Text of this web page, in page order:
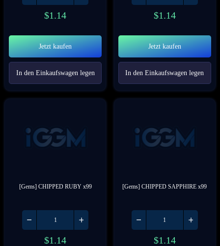
$1.14
Jetzt kaufen
In den Einkaufswagen legen
$1.14
Jetzt kaufen
In den Einkaufswagen legen
[Gems] CHIPPED RUBY x99
$1.14
[Gems] CHIPPED SAPPHIRE x99
$1.14